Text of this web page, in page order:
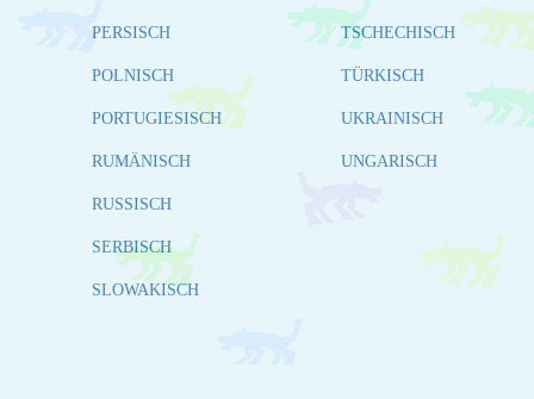
PERSISCH
POLNISCH
PORTUGIESISCH
RUMÄNISCH
RUSSISCH
SERBISCH
SLOWAKISCH
TSCHECHISCH
TÜRKISCH
UKRAINISCH
UNGARISCH